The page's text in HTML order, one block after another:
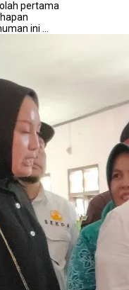
pertama
ini ...